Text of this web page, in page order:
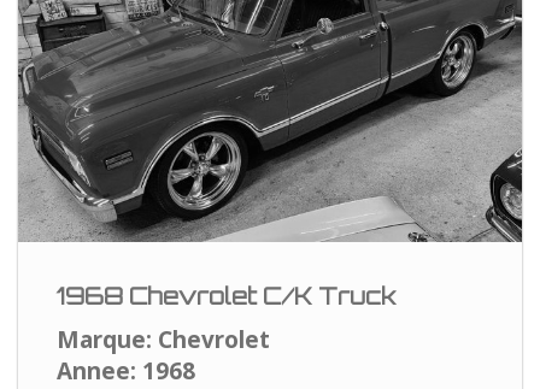
1968 Chevrolet C/K Truck
Marque: Chevrolet
Annee: 1968